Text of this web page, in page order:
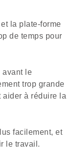
la plate-forme
de temps pour
avant le
trop grande
aider à réduire la
facilement, et
le travail.